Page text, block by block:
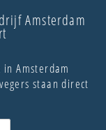
Amsterdam
Amsterdam
staan direct